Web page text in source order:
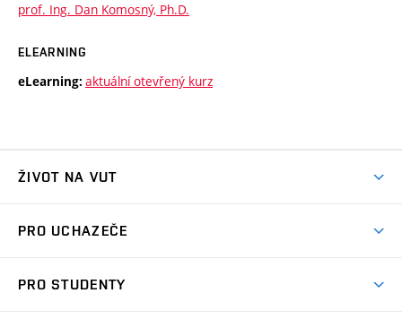
prof. Ing. Dan Komosný, Ph.D.
ELEARNING
eLearning: aktuální otevřený kurz
ŽIVOT NA VUT
Koleje
PRO UCHAZEČE
PRO STUDENTY